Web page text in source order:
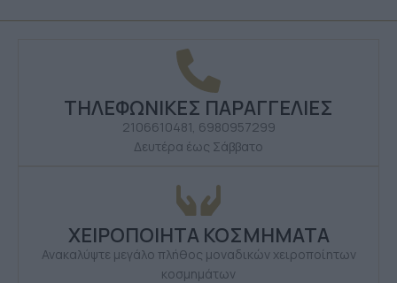
ΤΗΛΕΦΩΝΙΚΕΣ ΠΑΡΑΓΓΕΛΙΕΣ
2106610481, 6980957299
Δευτέρα έως Σάββατο
ΧΕΙΡΟΠΟΙΗΤΑ ΚΟΣΜΗΜΑΤΑ
Ανακαλύψτε μεγάλο πλήθος μοναδικών χειροποίητων
κοσμημάτων